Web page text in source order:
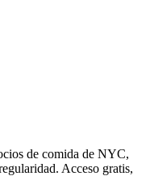
de comida de NYC,
Acceso gratis,